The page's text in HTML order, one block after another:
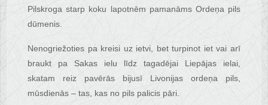
Pilskroga starp koku lapotnēm pamanāms Ordeņa pils
dūmenis.
Nenogriežoties pa kreisi uz ietvi, bet turpinot iet vai arī
braukt pa Sakas ielu līdz tagadējai Liepājas ielai,
skatam reiz pavērās bijusī Livonijas ordeņa pils,
mūsdienās – tas, kas no pils palicis pāri.